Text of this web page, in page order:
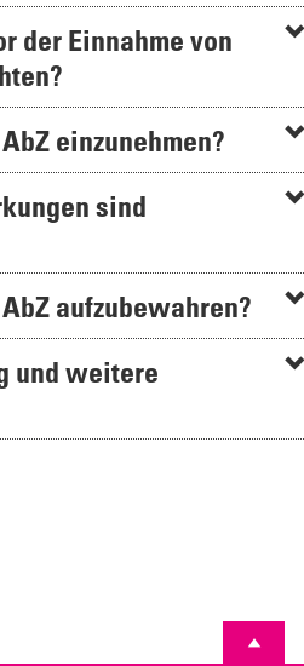
der Einnahme von
einzunehmen?
sind
aufzubewahren?
und weitere